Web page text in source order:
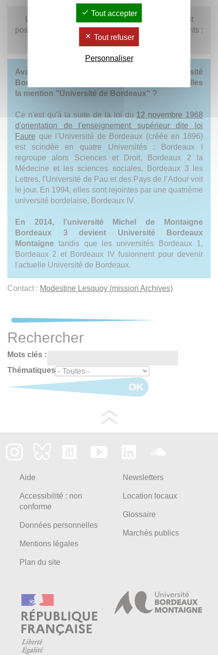
consultation des archives
de l'université est
possible sur demande selon la nature des documents :
pour toute question,
contactez-nous
Avant 1970, pourquoi les archives de l'Université
Bordeaux Montaigne (ex-Bordeaux 3) portent-elles
la mention "Université de Bordeaux" ?
Ce n'est qu'à la suite de la loi du 12 novembre 1968
d'orientation de l'enseignement supérieur dite loi
Faure que l’Université de Bordeaux (créée en 1896)
est scindée en quatre Universités : Bordeaux I
regroupe alors Sciences et Droit, Bordeaux 2 la
Médecine et les sciences sociales, Bordeaux 3 les
Lettres, l'Université de Pau et des Pays de l’Adour voit
le jour. En 1994, elles sont rejointes par une quatrième
université bordelaise, Bordeaux IV.
En 2014, l’université Michel de Montaigne
Bordeaux 3 devient Université Bordeaux
Montaigne tandis que les universités Bordeaux 1,
Bordeaux 2 et Bordeaux IV fusionnent pour devenir
l'actuelle Université de Bordeaux.
Contact : Modestine Lesquoy (mission Archives)
Rechercher
Mots clés :
Thématiques
OK
Aide
Accessibilité : non
conforme
Données personnelles
Mentions légales
Plan du site
Newsletters
Location locaux
Glossaire
Marchés publics
Tout accepter
Tout refuser
Personnaliser